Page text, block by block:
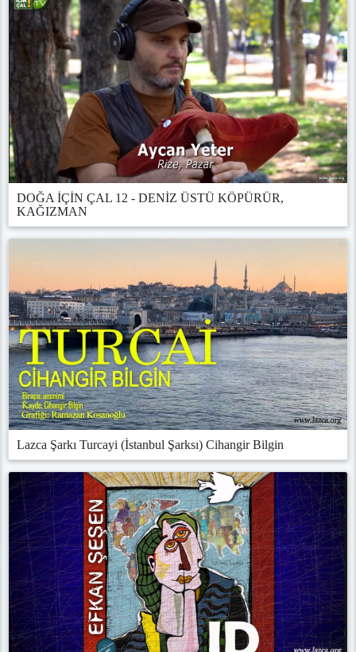
DOĞA İÇİN ÇAL 12 - DENİZ ÜSTÜ KÖPÜRÜR,
KAĞIZMAN
Lazca Şarkı Turcayi (İstanbul Şarksı) Cihangir Bilgin